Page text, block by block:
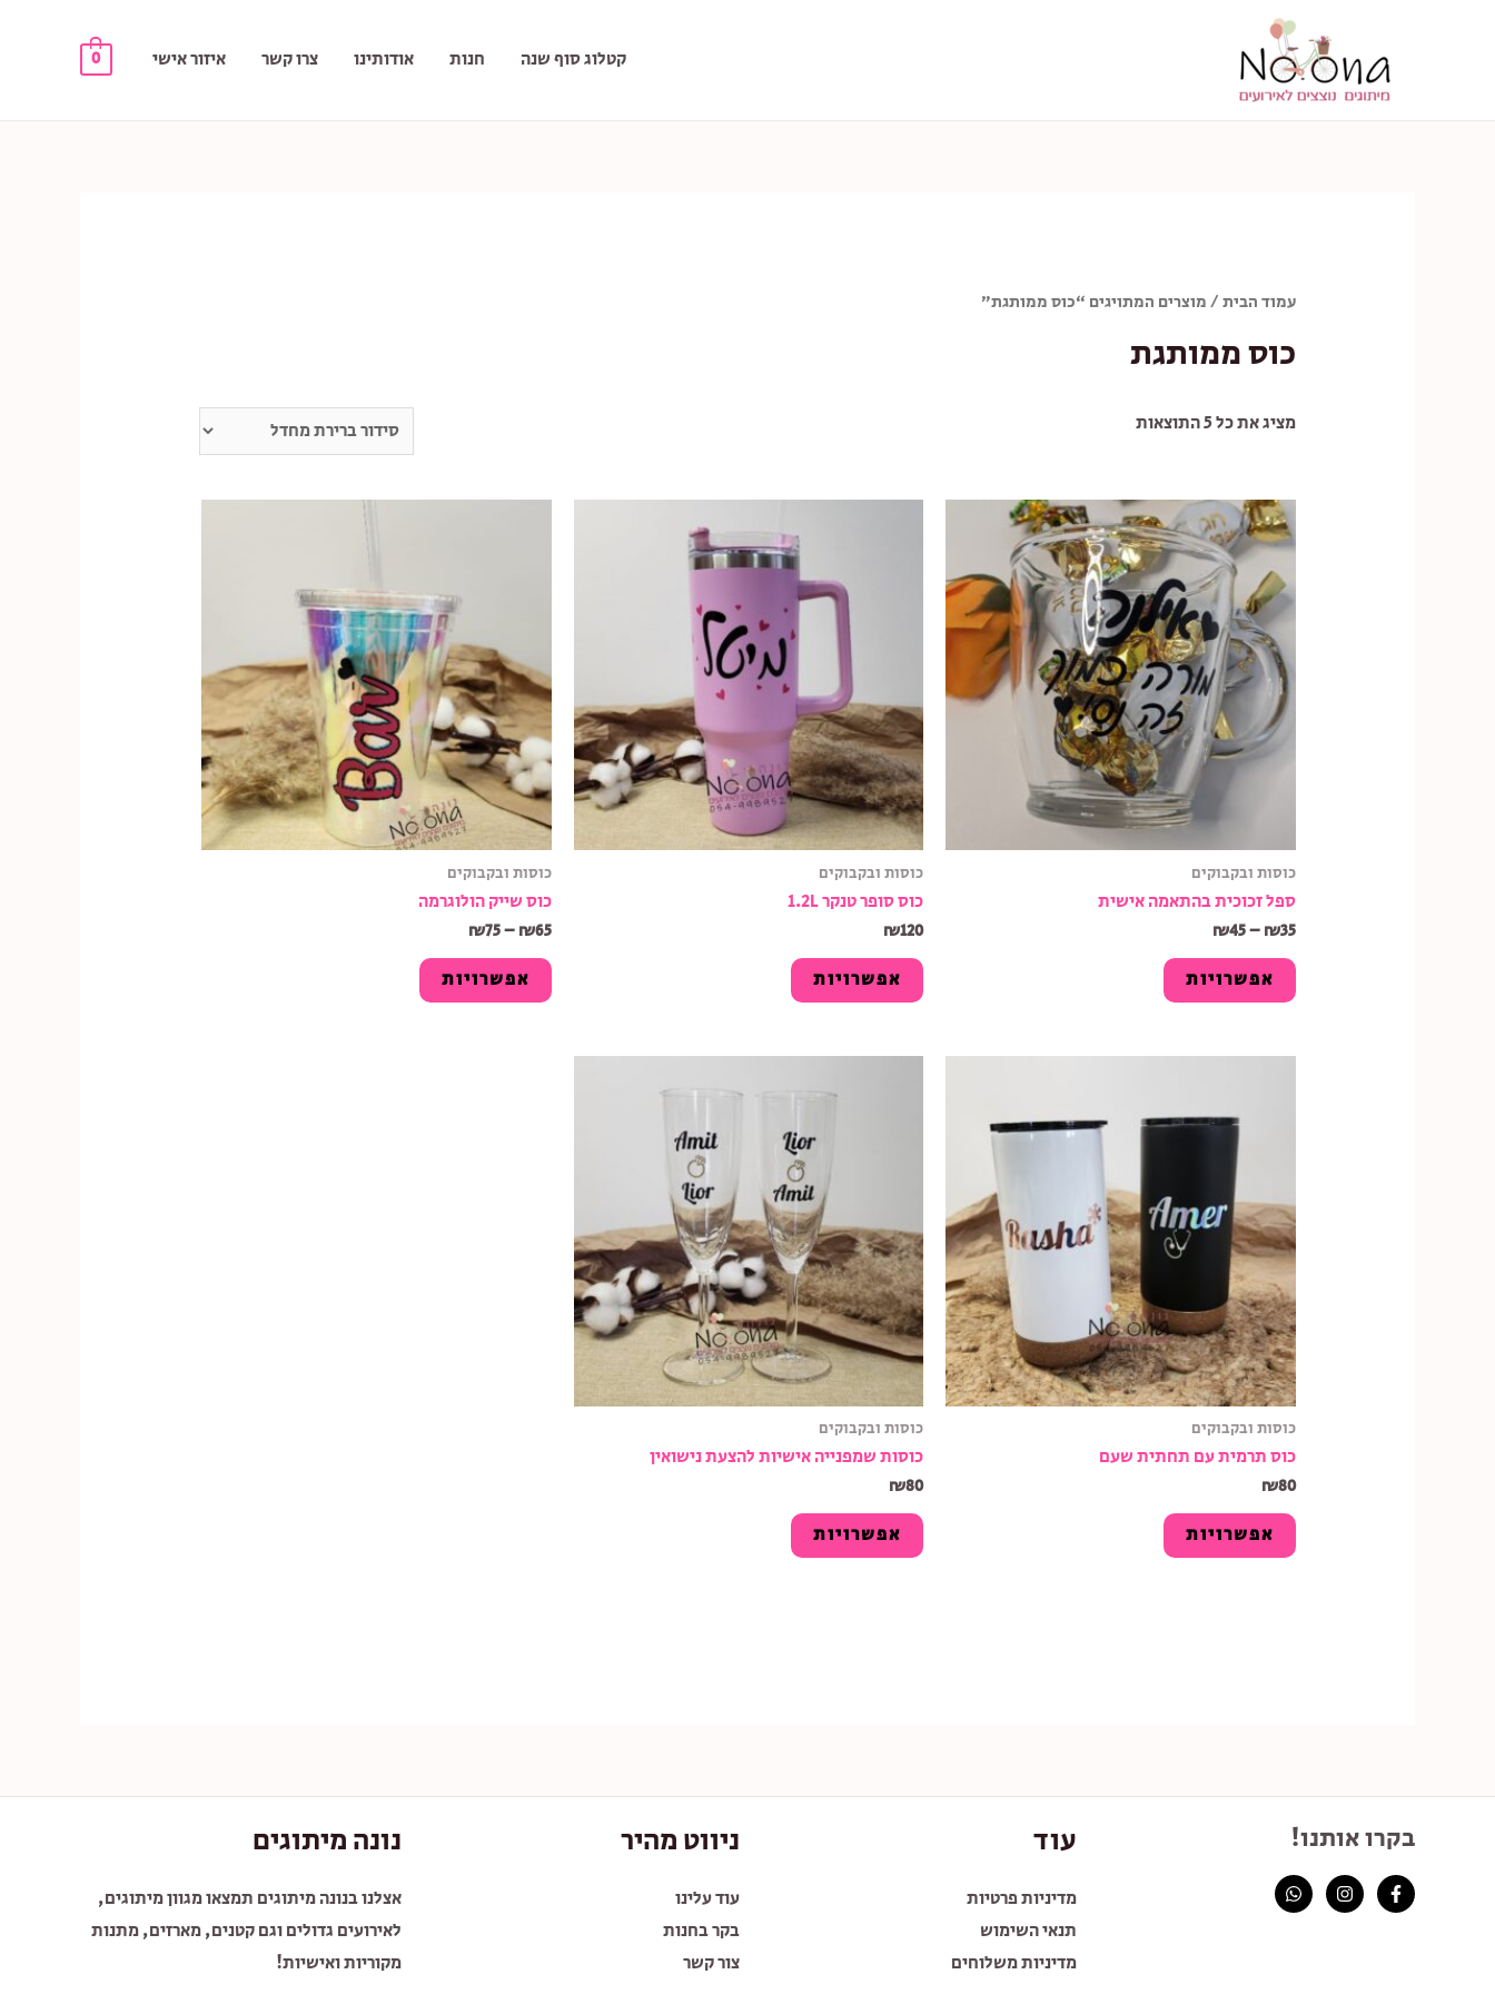
קטלוג סוף שנה חנות אודותינו צרו קשר איזור אישי 0
עמוד הבית/ מוצרים המתויגים “כוס ממותגת”
כוס ממותגת
מציג את כל 5 התוצאות
כוסות ובקבוקים
ספל זכוכית בהתאמה אישית
₪35
–
₪45
אפשרויות
כוסות ובקבוקים
כוס סופר טנקר 1.2L
₪120
אפשרויות
כוסות ובקבוקים
כוס שייק הולוגרמה
₪65
–
₪75
אפשרויות
כוסות ובקבוקים
כוס תרמית עם תחתית שעם
₪80
אפשרויות
כוסות ובקבוקים
כוסות שמפנייה אישיות להצעת נישואין
₪80
אפשרויות
בקרו אותנו! עוד
מדיניות פרטיות
תנאי השימוש
מדיניות משלוחים
ניווט מהיר
עוד עלינו
בקר בחנות
צור קשר
נונה מיתוגים
אצלנו בנונה מיתוגים תמצאו מגוון מיתוגים,
לאירועים גדולים וגם קטנים, מארזים, מתנות
מקוריות ואישיות!